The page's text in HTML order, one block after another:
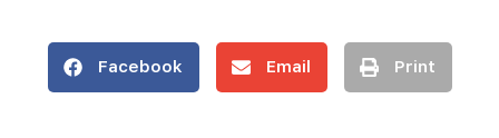
Facebook Email Print